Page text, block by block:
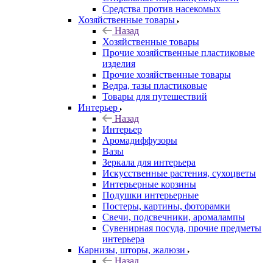
Средства против насекомых
Хозяйственные товары
Назад
Хозяйственные товары
Прочие хозяйственные пластиковые
изделия
Прочие хозяйственные товары
Ведра, тазы пластиковые
Товары для путешествий
Интерьер
Назад
Интерьер
Аромадиффузоры
Вазы
Зеркала для интерьера
Искусственные растения, сухоцветы
Интерьерные корзины
Подушки интерьерные
Постеры, картины, фоторамки
Свечи, подсвечники, аромалампы
Сувенирная посуда, прочие предметы
интерьера
Карнизы, шторы, жалюзи
Назад